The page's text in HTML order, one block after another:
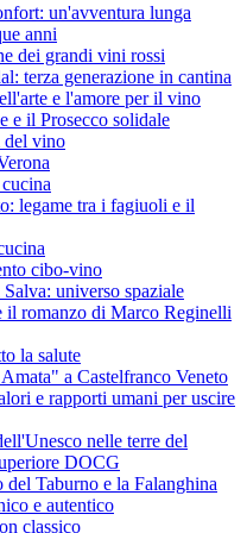
un'avventura lunga
anni
dei grandi vini rossi
terza generazione in cantina
e l'amore per il vino
e il Prosecco solidale
vino
legame tra i fagiuoli e il
cibo-vino
universo spaziale
il romanzo di Marco Reginelli
la salute
a Castelfranco Veneto
e rapporti umani per uscire
nelle terre del
DOCG
Taburno e la Falanghina
e autentico
classico